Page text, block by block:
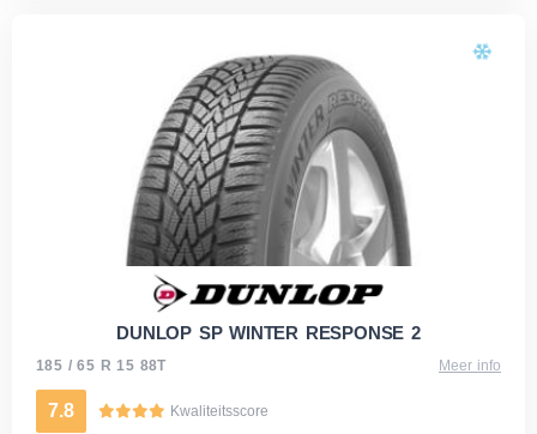
DUNLOP SP WINTER RESPONSE 2
185 / 65 R 15 88T Meer info
7.8 Kwaliteitsscore